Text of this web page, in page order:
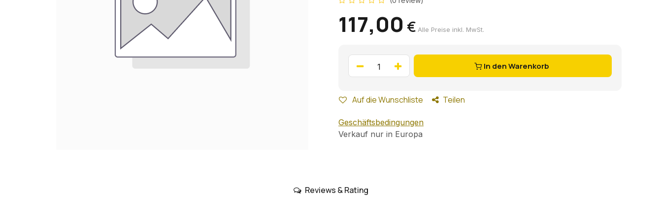
117,00 € Alle Preise inkl. MwSt.
In den Warenkorb
Auf die Wunschliste Teilen
Geschäftsbedingungen
Verkauf nur in Europa
Reviews & Rating